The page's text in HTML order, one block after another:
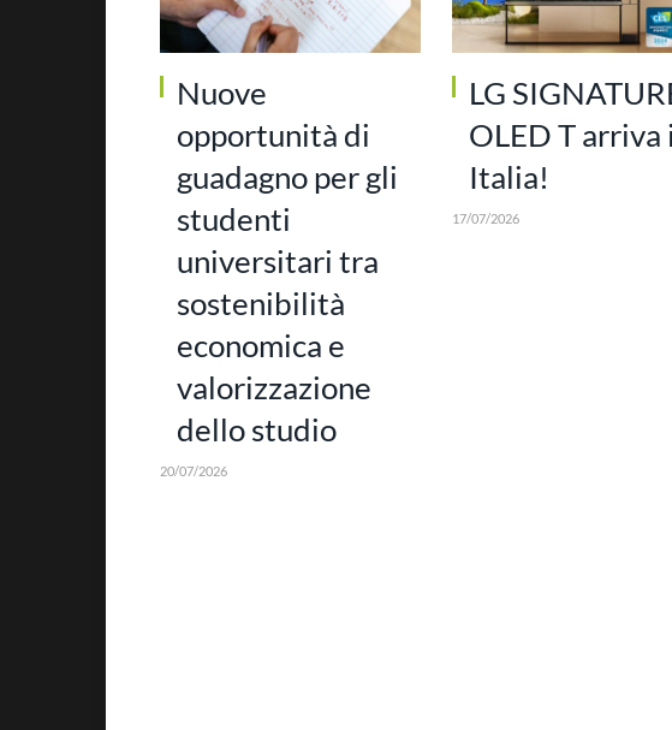
Nuove
opportunità di
guadagno per gli
studenti
universitari tra
sostenibilità
economica e
valorizzazione
dello studio
20/07/2026
LG
OLED T arriva
Italia!
17/07/2026